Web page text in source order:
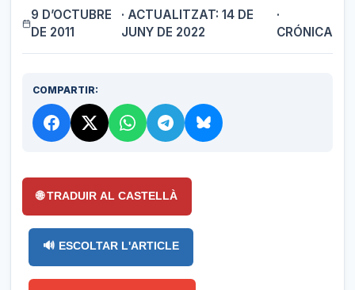
9 D’OCTUBRE
DE 2011
· ACTUALITZAT: 14 DE
JUNY DE 2022
·
CRÓNICA
COMPARTIR:
🌐 TRADUIR AL CASTELLÀ
🔊 ESCOLTAR L'ARTICLE